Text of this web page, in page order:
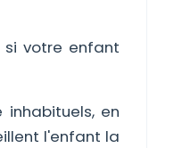
si votre enfant
en
l'enfant la